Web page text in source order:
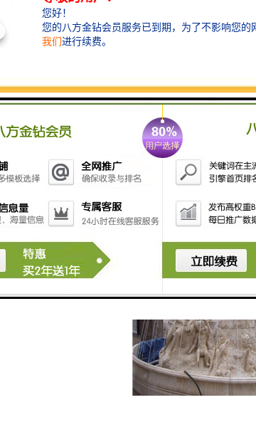
了景观空间中的文化与艺术的重要载体，装饰美化城市
廓、切割空间，在空间中起凝缩作用。